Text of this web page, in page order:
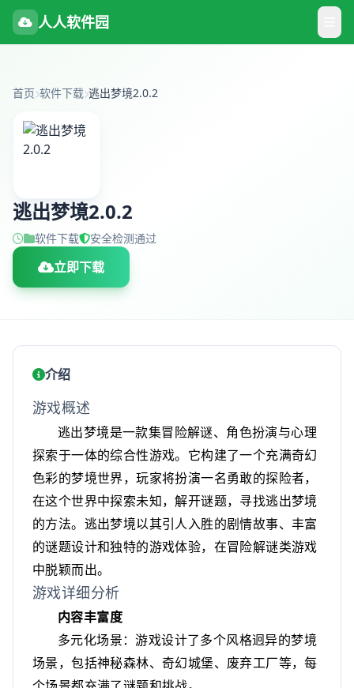
人人软件园
首页 软件下载 逃出梦境2.0.2
逃出梦境2.0.2
软件下载 安全检测通过
立即下载
介绍
游戏概述
逃出梦境是一款集冒险解谜、角色扮演与心理
探索于一体的综合性游戏。它构建了一个充满奇幻
色彩的梦境世界，玩家将扮演一名勇敢的探险者，
在这个世界中探索未知，解开谜题，寻找逃出梦境
的方法。逃出梦境以其引人入胜的剧情故事、丰富
的谜题设计和独特的游戏体验，在冒险解谜类游戏
中脱颖而出。
游戏详细分析
内容丰富度
多元化场景：游戏设计了多个风格迥异的梦境
场景，包括神秘森林、奇幻城堡、废弃工厂等，每